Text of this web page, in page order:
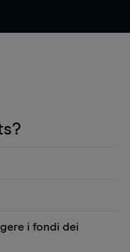
i prezzi e
Reuters
di
tedesca di
i fondi dei